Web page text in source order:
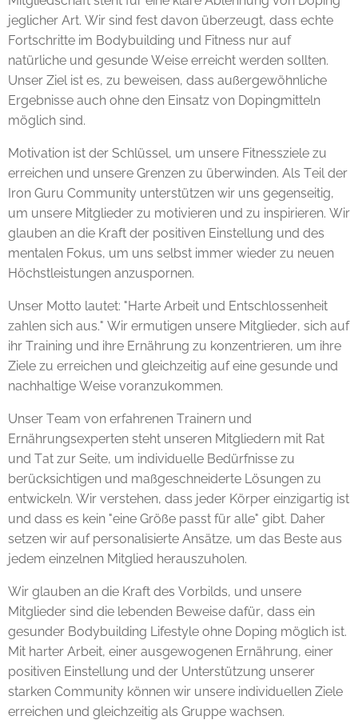
jeglicher Art. Wir sind fest davon überzeugt, dass echte
Fortschritte im Bodybuilding und Fitness nur auf
natürliche und gesunde Weise erreicht werden sollten.
Unser Ziel ist es, zu beweisen, dass außergewöhnliche
Ergebnisse auch ohne den Einsatz von Dopingmitteln
möglich sind.
Motivation ist der Schlüssel, um unsere Fitnessziele zu
erreichen und unsere Grenzen zu überwinden. Als Teil der
Iron Guru Community unterstützen wir uns gegenseitig,
um unsere Mitglieder zu motivieren und zu inspirieren. Wir
glauben an die Kraft der positiven Einstellung und des
mentalen Fokus, um uns selbst immer wieder zu neuen
Höchstleistungen anzuspornen.
Unser Motto lautet: "Harte Arbeit und Entschlossenheit
zahlen sich aus." Wir ermutigen unsere Mitglieder, sich auf
ihr Training und ihre Ernährung zu konzentrieren, um ihre
Ziele zu erreichen und gleichzeitig auf eine gesunde und
nachhaltige Weise voranzukommen.
Unser Team von erfahrenen Trainern und
Ernährungsexperten steht unseren Mitgliedern mit Rat
und Tat zur Seite, um individuelle Bedürfnisse zu
berücksichtigen und maßgeschneiderte Lösungen zu
entwickeln. Wir verstehen, dass jeder Körper einzigartig ist
und dass es kein "eine Größe passt für alle" gibt. Daher
setzen wir auf personalisierte Ansätze, um das Beste aus
jedem einzelnen Mitglied herauszuholen.
Wir glauben an die Kraft des Vorbilds, und unsere
Mitglieder sind die lebenden Beweise dafür, dass ein
gesunder Bodybuilding Lifestyle ohne Doping möglich ist.
Mit harter Arbeit, einer ausgewogenen Ernährung, einer
positiven Einstellung und der Unterstützung unserer
starken Community können wir unsere individuellen Ziele
erreichen und gleichzeitig als Gruppe wachsen.